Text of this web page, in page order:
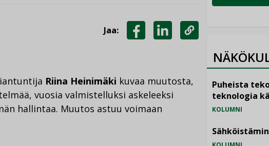
Jaa:
LINKEDINISSÄ
LINKKI
Riina Heinimäki kuvaa muutosta,
vuosia valmistelluksi askeleeksi
hallintaa. Muutos astuu voimaan
Puheista
teknologia
KOLUMNI